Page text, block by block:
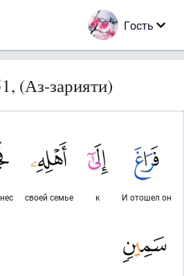
Гость
(Аз-зарияти)
И отошел он
к
своей семье